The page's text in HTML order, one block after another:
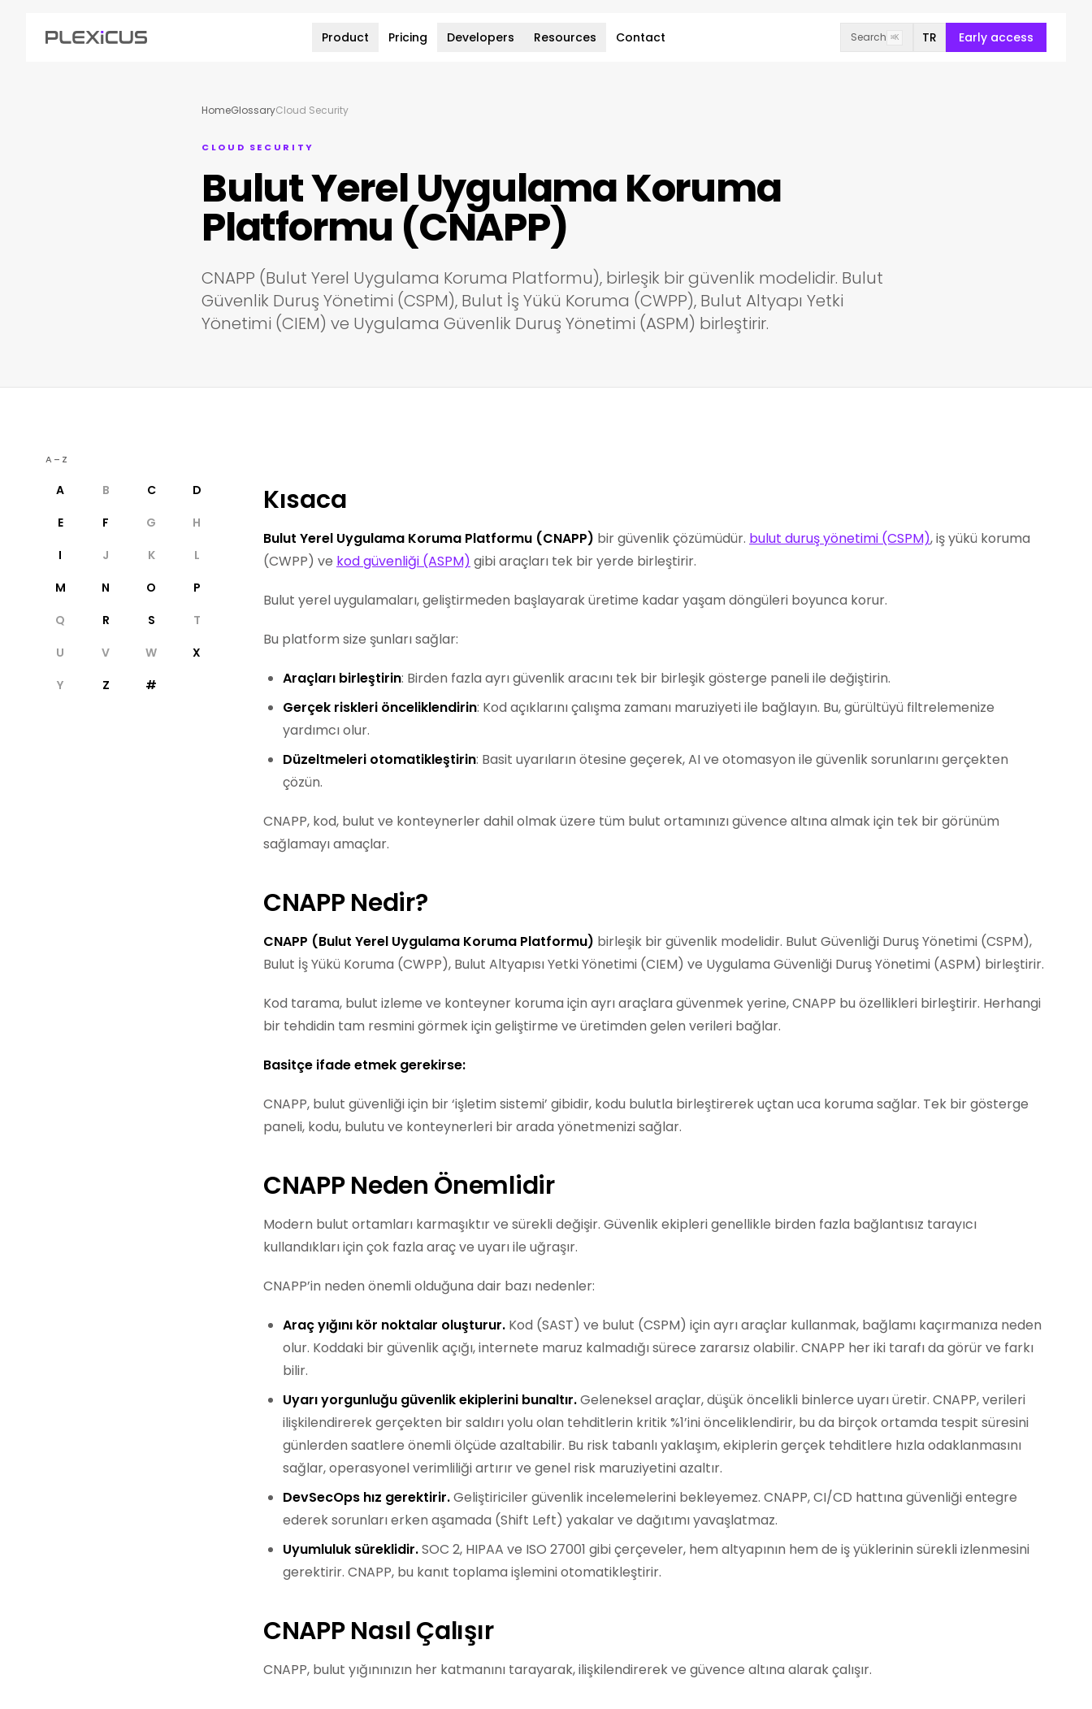
Product Pricing Developers Resources Contact Search ⌘K TR Early access
HomeGlossaryCloud Security
CLOUD SECURITY
Bulut Yerel Uygulama Koruma
Platformu (CNAPP)
CNAPP (Bulut Yerel Uygulama Koruma Platformu), birleşik bir güvenlik modelidir. Bulut
Güvenlik Duruş Yönetimi (CSPM), Bulut İş Yükü Koruma (CWPP), Bulut Altyapı Yetki
Yönetimi (CIEM) ve Uygulama Güvenlik Duruş Yönetimi (ASPM) birleştirir.
A–Z
A B C
D
E
F G
H
I
J K
L
M
N O
P
Q
R S
T
U
V W
X
Y
Z #
Kısaca
Bulut Yerel Uygulama Koruma Platformu (CNAPP) bir güvenlik çözümüdür. bulut duruş yönetimi (CSPM), iş yükü koruma
(CWPP) ve kod güvenliği (ASPM) gibi araçları tek bir yerde birleştirir.
Bulut yerel uygulamaları, geliştirmeden başlayarak üretime kadar yaşam döngüleri boyunca korur.
Bu platform size şunları sağlar:
Araçları birleştirin: Birden fazla ayrı güvenlik aracını tek bir birleşik gösterge paneli ile değiştirin.
Gerçek riskleri önceliklendirin: Kod açıklarını çalışma zamanı maruziyeti ile bağlayın. Bu, gürültüyü filtrelemenize
yardımcı olur.
Düzeltmeleri otomatikleştirin: Basit uyarıların ötesine geçerek, AI ve otomasyon ile güvenlik sorunlarını gerçekten
çözün.
CNAPP, kod, bulut ve konteynerler dahil olmak üzere tüm bulut ortamınızı güvence altına almak için tek bir görünüm
sağlamayı amaçlar.
CNAPP Nedir?
CNAPP (Bulut Yerel Uygulama Koruma Platformu) birleşik bir güvenlik modelidir. Bulut Güvenliği Duruş Yönetimi (CSPM),
Bulut İş Yükü Koruma (CWPP), Bulut Altyapısı Yetki Yönetimi (CIEM) ve Uygulama Güvenliği Duruş Yönetimi (ASPM) birleştirir.
Kod tarama, bulut izleme ve konteyner koruma için ayrı araçlara güvenmek yerine, CNAPP bu özellikleri birleştirir. Herhangi
bir tehdidin tam resmini görmek için geliştirme ve üretimden gelen verileri bağlar.
Basitçe ifade etmek gerekirse:
CNAPP, bulut güvenliği için bir ‘işletim sistemi’ gibidir, kodu bulutla birleştirerek uçtan uca koruma sağlar. Tek bir gösterge
paneli, kodu, bulutu ve konteynerleri bir arada yönetmenizi sağlar.
CNAPP Neden Önemlidir
Modern bulut ortamları karmaşıktır ve sürekli değişir. Güvenlik ekipleri genellikle birden fazla bağlantısız tarayıcı
kullandıkları için çok fazla araç ve uyarı ile uğraşır.
CNAPP’in neden önemli olduğuna dair bazı nedenler:
Araç yığını kör noktalar oluşturur. Kod (SAST) ve bulut (CSPM) için ayrı araçlar kullanmak, bağlamı kaçırmanıza neden
olur. Koddaki bir güvenlik açığı, internete maruz kalmadığı sürece zararsız olabilir. CNAPP her iki tarafı da görür ve farkı
bilir.
Uyarı yorgunluğu güvenlik ekiplerini bunaltır.Geleneksel araçlar, düşük öncelikli binlerce uyarı üretir. CNAPP, verileri
ilişkilendirerek gerçekten bir saldırı yolu olan tehditlerin kritik %1’ini önceliklendirir, bu da birçok ortamda tespit süresini
günlerden saatlere önemli ölçüde azaltabilir. Bu risk tabanlı yaklaşım, ekiplerin gerçek tehditlere hızla odaklanmasını
sağlar, operasyonel verimliliği artırır ve genel risk maruziyetini azaltır.
DevSecOps hız gerektirir.Geliştiriciler güvenlik incelemelerini bekleyemez. CNAPP, CI/CD hattına güvenliği entegre
ederek sorunları erken aşamada (Shift Left) yakalar ve dağıtımı yavaşlatmaz.
Uyumluluk süreklidir.SOC 2, HIPAA ve ISO 27001 gibi çerçeveler, hem altyapının hem de iş yüklerinin sürekli izlenmesini
gerektirir. CNAPP, bu kanıt toplama işlemini otomatikleştirir.
CNAPP Nasıl Çalışır
CNAPP, bulut yığınınızın her katmanını tarayarak, ilişkilendirerek ve güvence altına alarak çalışır.